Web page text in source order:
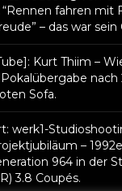
fahren mit
– das war sein
Kurt Thiim –
nach
Sofa.
werk1-
–
964 in der
3.8 Coupés.